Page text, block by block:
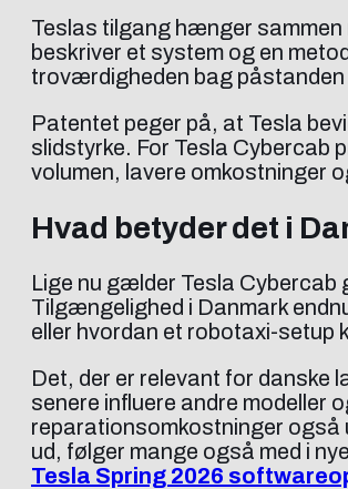
Teslas tilgang hænger
beskriver et system og en
troværdigheden bag påstanden
Patentet peger på, at Tesla
slidstyrke. For Tesla Cybercab
volumen, lavere omkostninger
Hvad betyder det i
Lige nu gælder Tesla
Tilgængelighed i Danmark
eller hvordan et robotaxi-setup
Det, der er relevant for danske
senere influere andre modeller
reparationsomkostninger også
ud, følger mange også med i
Tesla Spring 2026